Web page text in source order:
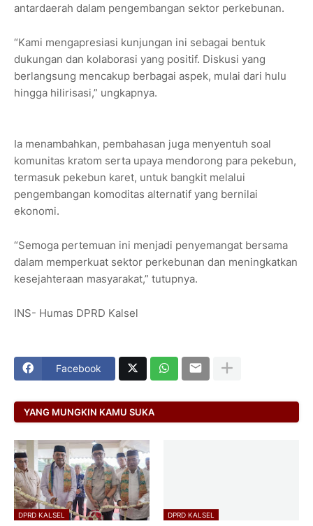
antardaerah dalam pengembangan sektor perkebunan.
“Kami mengapresiasi kunjungan ini sebagai bentuk
dukungan dan kolaborasi yang positif. Diskusi yang
berlangsung mencakup berbagai aspek, mulai dari hulu
hingga hilirisasi,” ungkapnya.
Ia menambahkan, pembahasan juga menyentuh soal
komunitas kratom serta upaya mendorong para pekebun,
termasuk pekebun karet, untuk bangkit melalui
pengembangan komoditas alternatif yang bernilai
ekonomi.
“Semoga pertemuan ini menjadi penyemangat bersama
dalam memperkuat sektor perkebunan dan meningkatkan
kesejahteraan masyarakat,” tutupnya.
INS- Humas DPRD Kalsel
Facebook
YANG MUNGKIN KAMU SUKA
DPRD KALSEL DPRD KALSEL